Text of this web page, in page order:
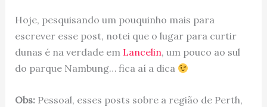
Hoje, pesquisando um pouquinho mais para
escrever esse post, notei que o lugar para curtir
dunas é na verdade em Lancelin, um pouco ao sul
do parque Nambung… fica aí a dica
Obs: Pessoal, esses posts sobre a região de Perth,